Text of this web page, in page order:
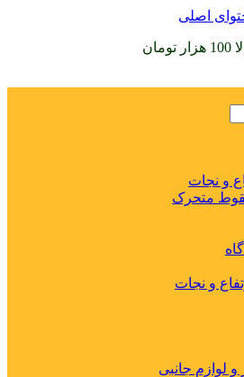
اصلی
هزار تومان
و نجات
متحرک
و نجات
لوازم جانبی